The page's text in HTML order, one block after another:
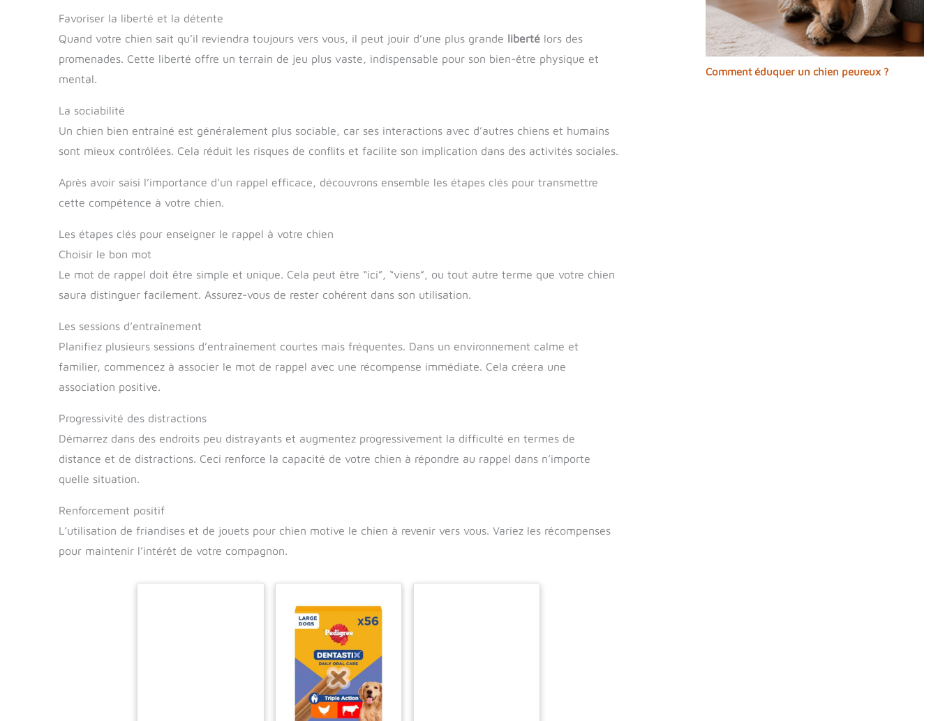
Favoriser la liberté et la détente
Quand votre chien sait qu’il reviendra toujours vers vous, il peut jouir d’une plus grande liberté lors des
promenades. Cette liberté offre un terrain de jeu plus vaste, indispensable pour son bien-être physique et
mental.
La sociabilité
Un chien bien entraîné est généralement plus sociable, car ses interactions avec d’autres chiens et humains
sont mieux contrôlées. Cela réduit les risques de conflits et facilite son implication dans des activités sociales.
Après avoir saisi l’importance d’un rappel efficace, découvrons ensemble les étapes clés pour transmettre
cette compétence à votre chien.
Les étapes clés pour enseigner le rappel à votre chien
Choisir le bon mot
Le mot de rappel doit être simple et unique. Cela peut être “ici”, “viens”, ou tout autre terme que votre chien
saura distinguer facilement. Assurez-vous de rester cohérent dans son utilisation.
Les sessions d’entraînement
Planifiez plusieurs sessions d’entraînement courtes mais fréquentes. Dans un environnement calme et
familier, commencez à associer le mot de rappel avec une récompense immédiate. Cela créera une
association positive.
Progressivité des distractions
Démarrez dans des endroits peu distrayants et augmentez progressivement la difficulté en termes de
distance et de distractions. Ceci renforce la capacité de votre chien à répondre au rappel dans n’importe
quelle situation.
Renforcement positif
L’utilisation de friandises et de jouets pour chien motive le chien à revenir vers vous. Variez les récompenses
pour maintenir l’intérêt de votre compagnon.
Comment éduquer un chien peureux ?